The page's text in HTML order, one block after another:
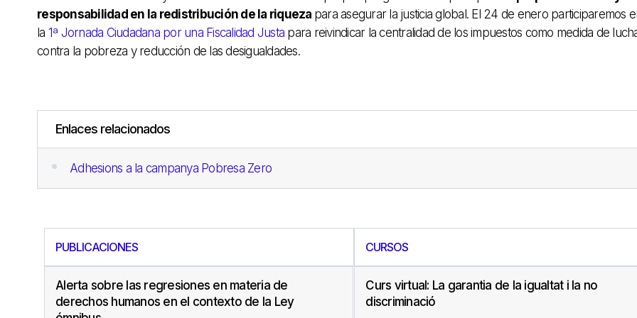
responsabilidad en la redistribución de la riqueza para asegurar la justicia global. El 24 de enero participaremos
la 1ª Jornada Ciudadana por una Fiscalidad Justa para reivindicar la centralidad de los impuestos como medida de
contra la pobreza y reducción de las desigualdades.
Enlaces relacionados
Adhesions a la campanya Pobresa Zero
PUBLICACIONES
Alerta sobre las regresiones en materia de
derechos humanos en el contexto de la Ley
CURSOS
Curs virtual: La garantia de la igualtat i la no
discriminació